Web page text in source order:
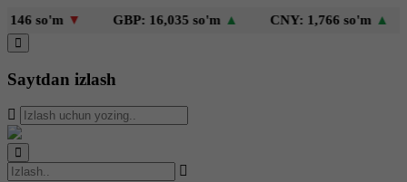
so'm▼ GBP: 16,035 so'm▲ CNY: 1,766 so'm▲
Saytdan izlash